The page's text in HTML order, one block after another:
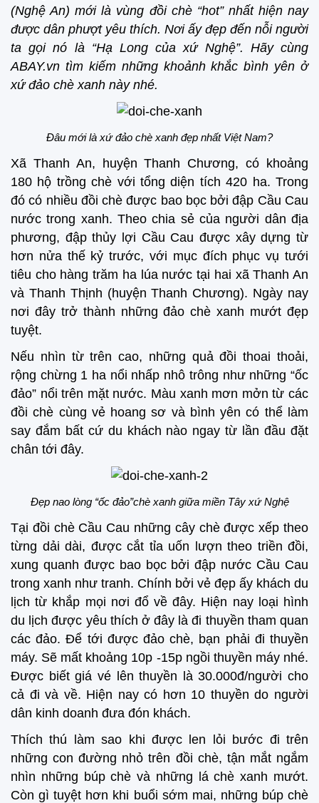
(Nghệ An) mới là vùng đồi chè “hot” nhất hiện nay
được dân phượt yêu thích. Nơi ấy đẹp đến nỗi người
ta gọi nó là “Hạ Long của xứ Nghệ”. Hãy cùng
ABAY.vn tìm kiếm những khoảnh khắc bình yên ở
xứ đảo chè xanh này nhé.
Đâu mới là xứ đảo chè xanh đẹp nhất Việt Nam?
Xã Thanh An, huyện Thanh Chương, có khoảng
180 hộ trồng chè với tổng diện tích 420 ha. Trong
đó có nhiều đồi chè được bao bọc bởi đập Cầu Cau
nước trong xanh. Theo chia sẻ của người dân địa
phương, đập thủy lợi Cầu Cau được xây dựng từ
hơn nửa thế kỷ trước, với mục đích phục vụ tưới
tiêu cho hàng trăm ha lúa nước tại hai xã Thanh An
và Thanh Thịnh (huyện Thanh Chương). Ngày nay
nơi đây trở thành những đảo chè xanh mướt đẹp
tuyệt.
Nếu nhìn từ trên cao, những quả đồi thoai thoải,
rộng chừng 1 ha nổi nhấp nhô trông như những “ốc
đảo” nổi trên mặt nước. Màu xanh mơn mởn từ các
đồi chè cùng vẻ hoang sơ và bình yên có thể làm
say đắm bất cứ du khách nào ngay từ lần đầu đặt
chân tới đây.
Đẹp nao lòng “ốc đảo”chè xanh giữa miền Tây xứ Nghệ
Tại đồi chè Cầu Cau những cây chè được xếp theo
từng dải dài, được cắt tỉa uốn lượn theo triền đồi,
xung quanh được bao bọc bởi đập nước Cầu Cau
trong xanh như tranh. Chính bởi vẻ đẹp ấy khách du
lịch từ khắp mọi nơi đổ về đây. Hiện nay loại hình
du lịch được yêu thích ở đây là đi thuyền tham quan
các đảo. Để tới được đảo chè, bạn phải đi thuyền
máy. Sẽ mất khoảng 10p -15p ngồi thuyền máy nhé.
Được biết giá vé lên thuyền là 30.000đ/người cho
cả đi và về. Hiện nay có hơn 10 thuyền do người
dân kinh doanh đưa đón khách.
Thích thú làm sao khi được len lỏi bước đi trên
những con đường nhỏ trên đồi chè, tận mắt ngắm
nhìn những búp chè và những lá chè xanh mướt.
Còn gì tuyệt hơn khi buổi sớm mai, những búp chè